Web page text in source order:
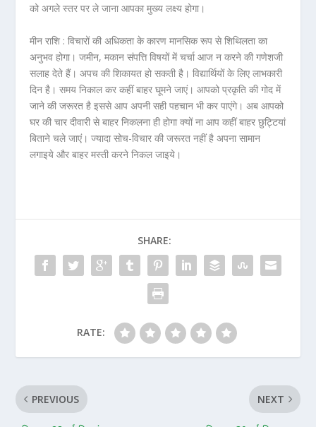
को अगले स्तर पर ले जाना आपका मुख्य लक्ष्य होगा।
मीन राशि : विचारों की अधिकता के कारण मानसिक रूप से शिथिलता का
अनुभव होगा। जमीन, मकान संपत्ति विषयों में चर्चा आज न करने की गणेशजी
सलाह देते हैं। अपच की शिकायत हो सकती है। विद्यार्थियों के लिए लाभकारी
दिन है। समय निकाल कर कहीं बाहर घूमने जाएं। आपको प्रकृति की गोद में
जाने की जरूरत है इससे आप अपनी सही पहचान भी कर पाएंगे। अब आपको
घर की चार दीवारी से बाहर निकलना ही होगा क्यों ना आप कहीं बाहर छुट्टियां
बिताने चले जाएं। ज्यादा सोच-विचार की जरूरत नहीं है अपना सामान
लगाइये और बाहर मस्ती करने निकल जाइये।
SHARE:
RATE:
PREVIOUS NEXT